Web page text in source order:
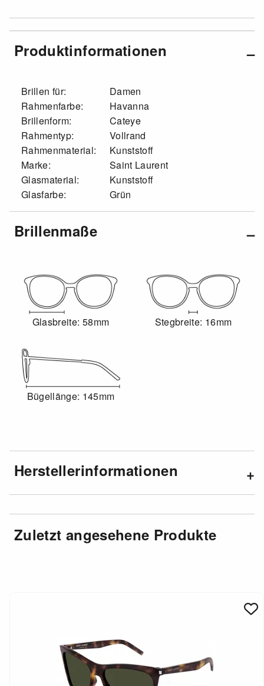
Produktinformationen
Brillen für:
Damen
Rahmenfarbe:
Havanna
Brillenform:
Cateye
Rahmentyp:
Vollrand
Rahmenmaterial:
Kunststoff
Marke:
Saint Laurent
Glasmaterial:
Kunststoff
Glasfarbe:
Grün
Brillenmaße
Glasbreite: 58mm Stegbreite: 16mm
Bügellänge: 145mm
Herstellerinformationen
Zuletzt angesehene Produkte